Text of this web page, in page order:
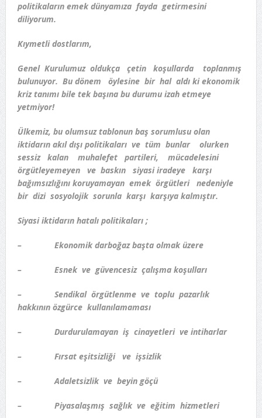
politikaların emek dünyamıza fayda getirmesini
diliyorum.
Kıymetli dostlarım,
Genel Kurulumuz oldukça çetin koşullarda toplanmış
bulunuyor. Bu dönem öylesine bir hal aldı ki ekonomik
kriz tanımı bile tek başına bu durumu izah etmeye
yetmiyor!
Ülkemiz, bu olumsuz tablonun baş sorumlusu olan
iktidarın akıl dışı politikaları ve tüm bunlar olurken
sessiz kalan muhalefet partileri, mücadelesini
örgütleyemeyen ve baskın siyasi iradeye karşı
bağımsızlığını koruyamayan emek örgütleri nedeniyle
bir dizi sosyolojik sorunla karşı karşıya kalmıştır.
Siyasi iktidarın hatalı politikaları ;
– Ekonomik darboğaz başta olmak üzere
– Esnek ve güvencesiz çalışma koşulları
– Sendikal örgütlenme ve toplu pazarlık
hakkının özgürce kullanılamaması
– Durdurulamayan iş cinayetleri ve intiharlar
– Fırsat eşitsizliği ve işsizlik
– Adaletsizlik ve beyin göçü
– Piyasalaşmış sağlık ve eğitim hizmetleri